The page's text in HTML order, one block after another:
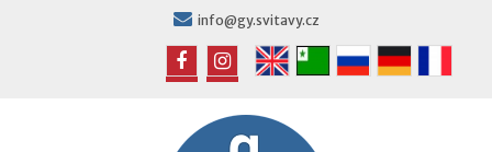
info@gy.svitavy.cz
FB IG